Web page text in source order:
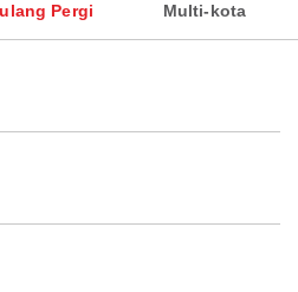
Pergi Multi-kota